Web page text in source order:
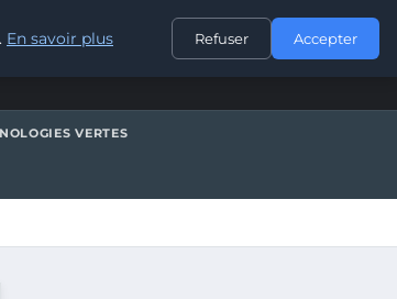
CONTACT
VERTES
En savoir plus Refuser Accepter